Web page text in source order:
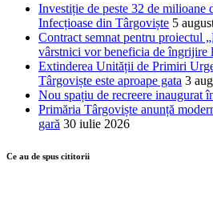
Investiție de peste 32 de milioane
Infecțioase din Târgoviște 5
Contract semnat pentru proiectul
vârstnici vor beneficia de îngrijire
Extinderea Unității de Primiri
Târgoviște este aproape gata 3
Nou spațiu de recreere inaugurat
Primăria Târgoviște anunță
gară 30 iulie 2026
Ce au de spus cititorii